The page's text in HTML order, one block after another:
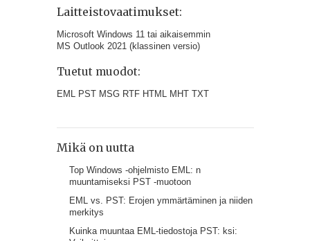
Laitteistovaatimukset:
Microsoft Windows 11 tai aikaisemmin
MS Outlook 2021 (klassinen versio)
Tuetut muodot:
EML PST MSG RTF HTML MHT TXT
Mikä on uutta
Top Windows -ohjelmisto EML: n
muuntamiseksi PST -muotoon
EML vs. PST: Erojen ymmärtäminen ja niiden
merkitys
Kuinka muuntaa EML-tiedostoja PST: ksi: